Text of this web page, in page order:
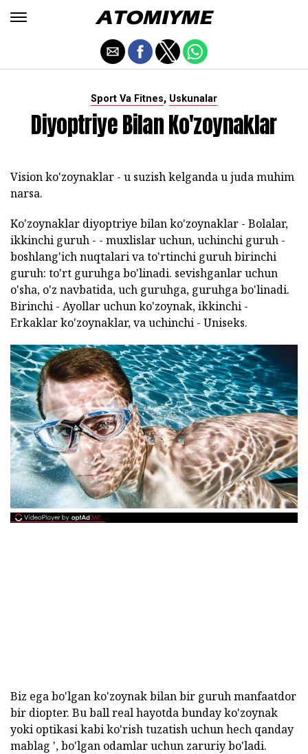
Sport Va Fitnes, Uskunalar
Diyoptriye Bilan Ko'zoynaklar
Vision ko'zoynaklar - u suzish kelganda u juda muhim
narsa.
Ko'zoynaklar diyoptriye bilan ko'zoynaklar - Bolalar,
ikkinchi guruh - - muxlislar uchun, uchinchi guruh -
boshlang'ich nuqtalari va to'rtinchi guruh birinchi
guruh: to'rt guruhga bo'linadi. sevishganlar uchun
o'sha, o'z navbatida, uch guruhga, guruhga bo'linadi.
Birinchi - Ayollar uchun ko'zoynak, ikkinchi -
Erkaklar ko'zoynaklar, va uchinchi - Uniseks.
Biz ega bo'lgan ko'zoynak bilan bir guruh manfaatdor
bir diopter. Bu ball real hayotda bunday ko'zoynak
yoki optikasi kabi ko'rish tuzatish uchun hech qanday
mablag ', bo'lgan odamlar uchun zaruriy bo'ladi.